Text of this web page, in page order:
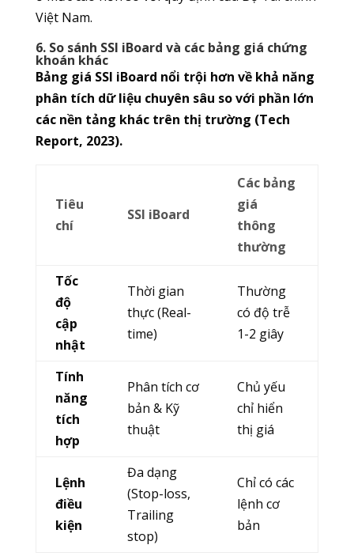
Việt Nam.
6. So sánh SSI iBoard và các bảng giá chứng
khoán khác
Bảng giá SSI iBoard nổi trội hơn về khả năng
phân tích dữ liệu chuyên sâu so với phần lớn
các nền tảng khác trên thị trường (Tech
Report, 2023).
Tiêu
chí
SSI iBoard
Các bảng
giá
thông
thường
Tốc
độ
cập
nhật
Thời gian
thực (Real-
time)
Thường
có độ trễ
1-2 giây
Tính
năng
tích
hợp
Phân tích cơ
bản & Kỹ
thuật
Chủ yếu
chỉ hiển
thị giá
Lệnh
điều
kiện
Đa dạng
(Stop-loss,
Trailing
stop)
Chỉ có các
lệnh cơ
bản